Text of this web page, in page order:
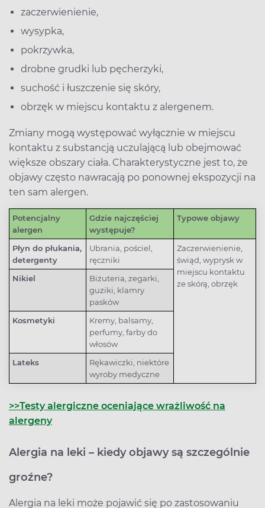
zaczerwienienie,
wysypka,
pokrzywka,
drobne grudki lub pęcherzyki,
suchość i łuszczenie się skóry,
obrzęk w miejscu kontaktu z alergenem.
Zmiany mogą występować wyłącznie w miejscu
kontaktu z substancją uczulającą lub obejmować
większe obszary ciała. Charakterystyczne jest to, że
objawy często nawracają po ponownej ekspozycji na
ten sam alergen.
Potencjalny
alergen
Gdzie najczęściej
występuje?
Typowe objawy
Płyn do płukania,
detergenty
Ubrania, pościel,
ręczniki
Zaczerwienienie,
świąd, wyprysk w
miejscu kontaktu
ze skórą, obrzęk
Nikiel
Biżuteria, zegarki,
guziki, klamry
pasków
Kosmetyki
Kremy, balsamy,
perfumy, farby do
włosów
Lateks
Rękawiczki, niektóre
wyroby medyczne
>>Testy alergiczne oceniające wrażliwość na
alergeny
Alergia na leki – kiedy objawy są szczególnie
groźne?
Alergia na leki może pojawić się po zastosowaniu